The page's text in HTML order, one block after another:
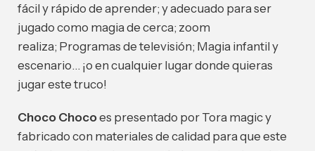
fácil y rápido de aprender; y adecuado para ser
jugado como magia de cerca; zoom
realiza; Programas de televisión; Magia infantil y
escenario… ¡o en cualquier lugar donde quieras
jugar este truco!
Choco Chocoes presentado por Tora magic y
fabricado con materiales de calidad para que este